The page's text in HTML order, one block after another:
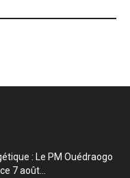
: Le PM Ouédraogo
7 août...